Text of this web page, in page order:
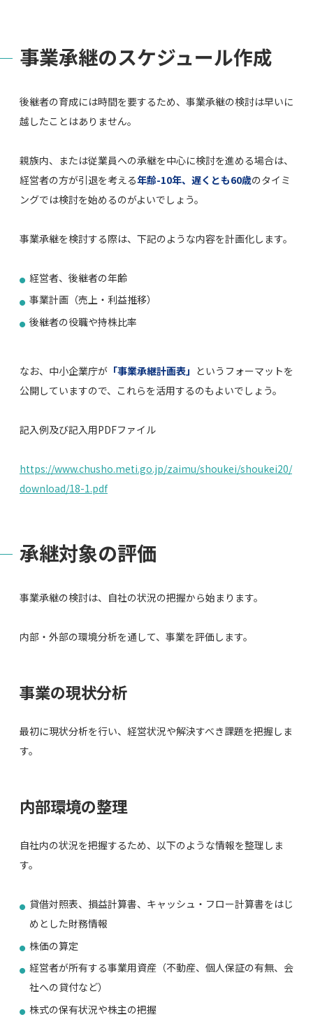
事業承継のスケジュール作成
後継者の育成には時間を要するため、事業承継の検討は早いに
越したことはありません。
親族内、または従業員への承継を中心に検討を進める場合は、
経営者の方が引退を考える年齢-10年、遅くとも60歳のタイミ
ングでは検討を始めるのがよいでしょう。
事業承継を検討する際は、下記のような内容を計画化します。
経営者、後継者の年齢
事業計画（売上・利益推移）
後継者の役職や持株比率
なお、中小企業庁が 「事業承継計画表」 というフォーマットを
公開していますので、これらを活用するのもよいでしょう。
記入例及び記入用PDFファイル
https://www.chusho.meti.go.jp/zaimu/shoukei/shoukei20/
download/18-1.pdf
承継対象の評価
事業承継の検討は、自社の状況の把握から始まります。
内部・外部の環境分析を通して、事業を評価します。
事業の現状分析
最初に現状分析を行い、経営状況や解決すべき課題を把握しま
す。
内部環境の整理
自社内の状況を把握するため、以下のような情報を整理しま
す。
貸借対照表、損益計算書、キャッシュ・フロー計算書をはじ
めとした財務情報
株価の算定
経営者が所有する事業用資産（不動産、個人保証の有無、会
社への貸付など）
株式の保有状況や株主の把握